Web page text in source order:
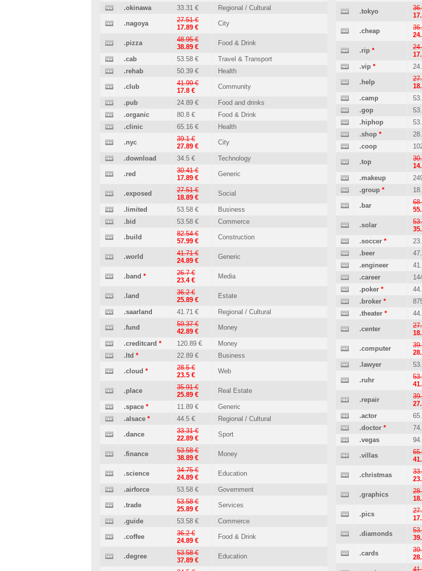
.okinawa 33.31 € Regional / Cultural
.nagoya
27.51 €
17.89 €
City
.pizza
48.95 €
38.89 €
Food & Drink
.cab 53.58 €
Travel & Transport
.rehab
50.39 € Health
.club
41.99 €
17.8 €
Community
.pub 24.89 €
Food and drinks
.organic
80.8 €
Food & Drink
.clinic
65.16 € Health
.nyc
39.1 €
27.89 €
City
.download 34.5 € Technology
.red
30.41 €
17.89 €
Generic
.exposed
27.51 €
18.89 €
Social
.limited 53.58 €
Business
.bid
53.58 € Commerce
.build
82.54 €
57.99 €
Construction
.world
41.71 €
24.89 €
Generic
.band *
26.7 €
23.4 €
Media
.land
36.2 €
25.89 €
Estate
.saarland 41.71 € Regional / Cultural
.fund
59.37 €
42.89 €
Money
.creditcard * 120.89 €
Money
.ltd * 22.89 € Business
.cloud *
28.5 €
23.5 €
Web
.place
35.91 €
25.89 €
Real Estate
.space * 11.89 €
Generic
.alsace * 44.5 € Regional / Cultural
.dance
33.31 €
22.89 €
Sport
.finance
53.58 €
38.89 €
Money
.science
34.75 €
24.89 €
Education
.airforce 53.58 € Government
.trade
53.58 €
25.89 €
Services
.guide 53.58 € Commerce
.coffee
36.2 €
24.89 €
Food & Drink
.degree
53.58 €
37.89 €
Education
.tokyo
.cheap
.rip *
.vip *
.help
.camp
.gop
.hiphop
.shop *
.coop
.top
.makeup
.group *
.bar
.solar
.soccer *
.beer
.engineer
.career
.poker *
.broker *
.theater *
.center
.computer
.lawyer
.ruhr
.repair
.actor
.doctor *
.vegas
.villas
.christmas
.graphics
.pics
.diamonds
.cards